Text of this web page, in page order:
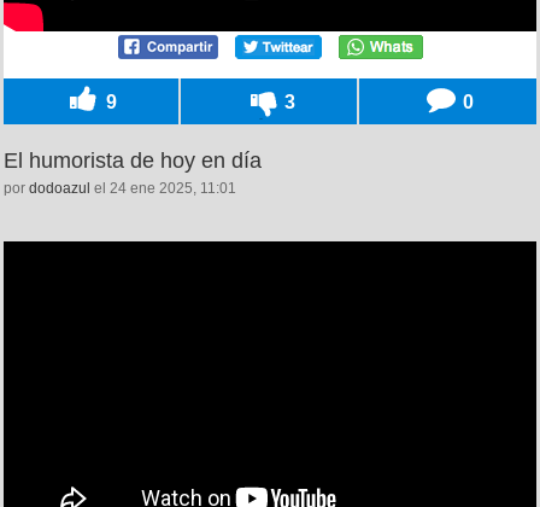
9 3 0
El humorista de hoy en día
por dodoazul el 24 ene 2025, 11:01